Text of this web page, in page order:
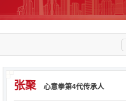
心意拳第4代传承人